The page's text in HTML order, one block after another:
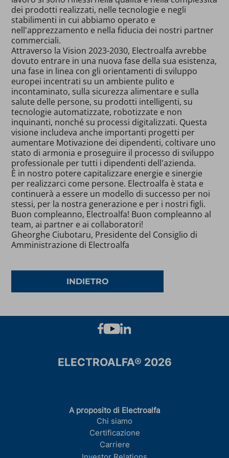
dei prodotti realizzati, nelle tecnologie e negli
stabilimenti in cui abbiamo operato e
nell'apprezzamento e nella fiducia dei nostri partner
commerciali.
Attraverso la Vision 2023-2030, Electroalfa avrebbe
dovuto entrare in una nuova fase della sua esistenza,
una fase in linea con gli orientamenti di sviluppo
europei incentrati su un ambiente pulito e
incontaminato, sulla sicurezza alimentare e sulla
salute delle persone, su prodotti intelligenti, su
tecnologie automatizzate, robotizzate e non
inquinanti, nonché su processi digitalizzati. Questa
visione includeva anche importanti progetti per
aumentare Motivazione dei dipendenti, coltivare uno
stato di armonia e proseguire il processo di sviluppo
professionale per tutti i dipendenti dell'azienda.
È in nostro potere capitalizzare energie e sinergie
per realizzarci come persone. Electroalfa è stata e
continuerà a essere un modello di successo per noi
stessi, per la nostra generazione e per i nostri figli.
Buon compleanno, Electroalfa! Buon compleanno al
team, ai partner e ai collaboratori!
Gheorghe Ciubotaru, Presidente del Consiglio di
Amministrazione di Electroalfa
INDIETRO
ELECTROALFA® 2026
A proposito di Electroalfa
Chi siamo
Certificazione
Carriere